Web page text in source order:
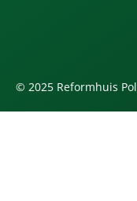
© 2025 Reformhuis